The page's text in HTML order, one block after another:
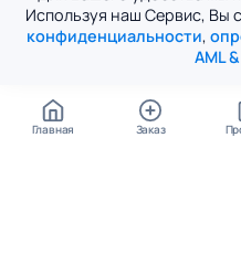
Используя наш Сервис, Вы
конфиденциальности,
AML
Главная Заказ